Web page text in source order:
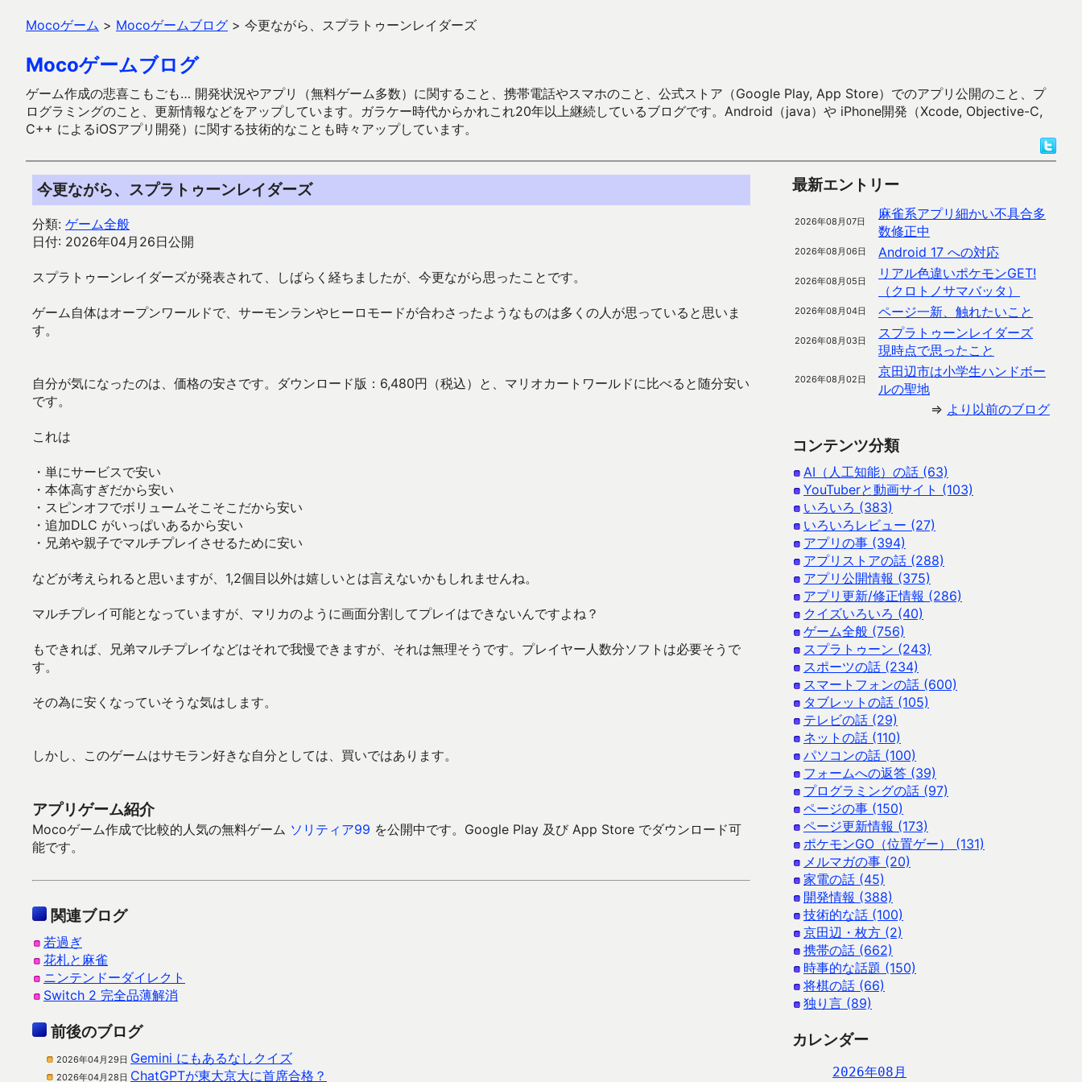
Mocoゲーム > Mocoゲームブログ > 今更ながら、スプラトゥーンレイダーズ
Mocoゲームブログ
ゲーム作成の悲喜こもごも… 開発状況やアプリ（無料ゲーム多数）に関すること、携帯電話やスマホのこと、公式ストア（Google Play, App Store）でのアプリ公開のこと、プ
ログラミングのこと、更新情報などをアップしています。ガラケー時代からかれこれ20年以上継続しているブログです。Android（java）や iPhone開発（Xcode, Objective-C,
C++ によるiOSアプリ開発）に関する技術的なことも時々アップしています。
今更ながら、スプラトゥーンレイダーズ
分類: ゲーム全般
日付: 2026年04月26日公開
スプラトゥーンレイダーズが発表されて、しばらく経ちましたが、今更ながら思ったことです。
ゲーム自体はオープンワールドで、サーモンランやヒーロモードが合わさったようなものは多くの人が思っていると思いま
す。
自分が気になったのは、価格の安さです。ダウンロード版：6,480円（税込）と、マリオカートワールドに比べると随分安い
です。
これは
・単にサービスで安い
・本体高すぎだから安い
・スピンオフでボリュームそこそこだから安い
・追加DLC がいっぱいあるから安い
・兄弟や親子でマルチプレイさせるために安い
などが考えられると思いますが、1,2個目以外は嬉しいとは言えないかもしれませんね。
マルチプレイ可能となっていますが、マリカのように画面分割してプレイはできないんですよね？
もできれば、兄弟マルチプレイなどはそれで我慢できますが、それは無理そうです。プレイヤー人数分ソフトは必要そうで
す。
その為に安くなっていそうな気はします。
しかし、このゲームはサモラン好きな自分としては、買いではあります。
アプリゲーム紹介
Mocoゲーム作成で比較的人気の無料ゲーム ソリティア99 を公開中です。Google Play 及び App Store でダウンロード可
能です。
関連ブログ
若過ぎ
花札と麻雀
ニンテンドーダイレクト
Switch 2 完全品薄解消
前後のブログ
2026年04月29日 Gemini にもあるなしクイズ
2026年04月28日 ChatGPTが東大京大に首席合格？
最新エントリー
2026年08月07日
麻雀系アプリ細かい不具合多
数修正中
2026年08月06日 Android 17 への対応
2026年08月05日
リアル色違いポケモンGET!
（クロトノサマバッタ）
2026年08月04日 ページ一新、触れたいこと
2026年08月03日
スプラトゥーンレイダーズ
現時点で思ったこと
2026年08月02日
京田辺市は小学生ハンドボー
ルの聖地
⇒ より以前のブログ
コンテンツ分類
AI（人工知能）の話 (63)
YouTuberと動画サイト (103)
いろいろ (383)
いろいろレビュー (27)
アプリの事 (394)
アプリストアの話 (288)
アプリ公開情報 (375)
アプリ更新/修正情報 (286)
クイズいろいろ (40)
ゲーム全般 (756)
スプラトゥーン (243)
スポーツの話 (234)
スマートフォンの話 (600)
タブレットの話 (105)
テレビの話 (29)
ネットの話 (110)
パソコンの話 (100)
フォームへの返答 (39)
プログラミングの話 (97)
ページの事 (150)
ページ更新情報 (173)
ポケモンGO（位置ゲー） (131)
メルマガの事 (20)
家電の話 (45)
開発情報 (388)
技術的な話 (100)
京田辺・枚方 (2)
携帯の話 (662)
時事的な話題 (150)
将棋の話 (66)
独り言 (89)
カレンダー
2026年08月